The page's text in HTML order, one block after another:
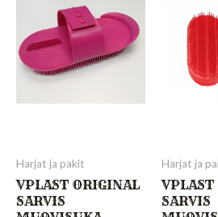
Harjat ja pakit
VPLAST ORIGINAL
SARVIS
Harjat ja
SARVIS